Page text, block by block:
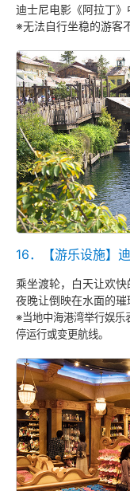
迪士尼电影《阿拉丁》
※无法自行坐稳的游客
16．【游乐设施】
乘坐渡轮，白天让欢快
夜晚让倒映在水面的璀
※当地中海港湾举行娱乐
停运行或变更航线。